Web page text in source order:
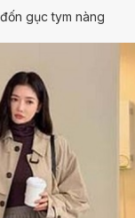
gục tym nàng